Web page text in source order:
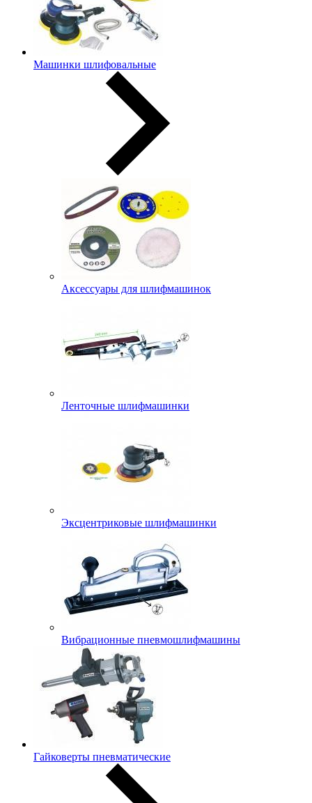
Машинки шлифовальные
Аксессуары для шлифмашинок
Ленточные шлифмашинки
Эксцентриковые шлифмашинки
Вибрационные пневмошлифмашины
Гайковерты пневматические